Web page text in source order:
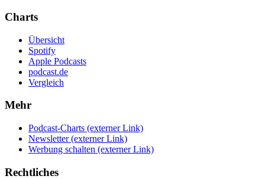
Charts
Übersicht
Spotify
Apple Podcasts
podcast.de
Vergleich
Mehr
Podcast-Charts (externer Link)
Newsletter (externer Link)
Werbung schalten (externer Link)
Rechtliches